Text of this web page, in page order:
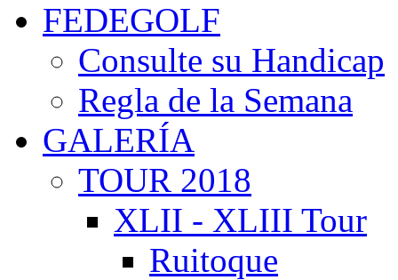
FEDEGOLF
Consulte su Handicap
Regla de la Semana
GALERÍA
TOUR 2018
XLII - XLIII Tour
Ruitoque